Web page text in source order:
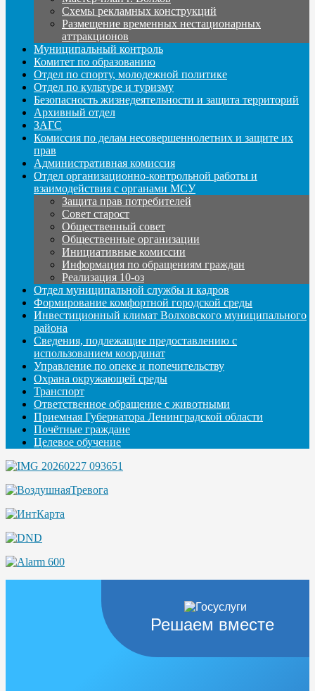
Схемы рекламных конструкций
Размещение временных нестационарных
аттракционов
Муниципальный контроль
Комитет по образованию
Отдел по спорту, молодежной политике
Отдел по культуре и туризму
Безопасность жизнедеятельности и защита территорий
Архивный отдел
ЗАГС
Комиссия по делам несовершеннолетних и защите их
прав
Административная комиссия
Отдел организационно-контрольной работы и
взаимодействия с органами МСУ
Защита прав потребителей
Совет старост
Общественный совет
Общественные организации
Инициативные комиссии
Информация по обращениям граждан
Реализация 10-оз
Отдел муниципальной службы и кадров
Формирование комфортной городской среды
Инвестиционный климат Волховского муниципального
района
Сведения, подлежащие предоставлению с
использованием координат
Управление по опеке и попечительству
Охрана окружающей среды
Транспорт
Ответственное обращение с животными
Приемная Губернатора Ленинградской области
Почётные граждане
Целевое обучение
Решаем вместе